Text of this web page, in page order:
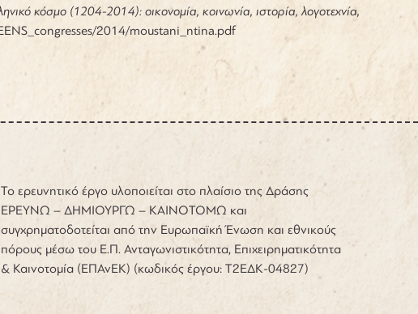
κόσμο (1204-2014): οικονομία, κοινωνία, ιστορία, λογοτεχνία,
2014/moustani_ntina.pdf
Το ερευνητικό έργο υλοποιείται στο πλαίσιο της Δράσης
ΕΡΕΥΝΩ – ΔΗΜΙΟΥΡΓΩ – ΚΑΙΝΟΤΟΜΩ και
συγχρηματοδοτείται από την Ευρωπαϊκή Ένωση και εθνικούς
πόρους μέσω του Ε.Π. Ανταγωνιστικότητα, Επιχειρηματικότητα
& Καινοτομία (ΕΠΑνΕΚ) (κωδικός έργου: Τ2ΕΔΚ-04827)